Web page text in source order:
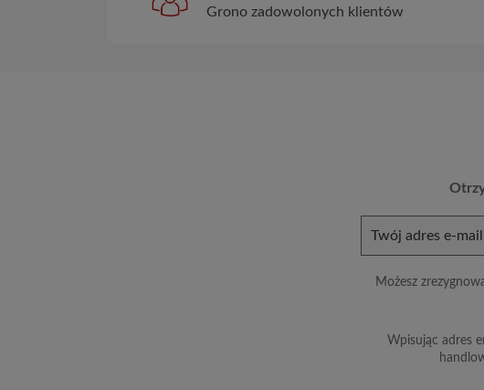
Grono zadowolonych klientów
Możesz
Wpisując adres